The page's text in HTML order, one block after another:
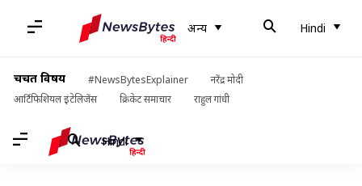
अन्य Hindi
चर्चित विषय #NewsBytesExplainer
नरेंद्र मोदी
आर्टिफिशियल इंटेलिजेंस
क्रिकेट समाचार राहुल गांधी
Hindi